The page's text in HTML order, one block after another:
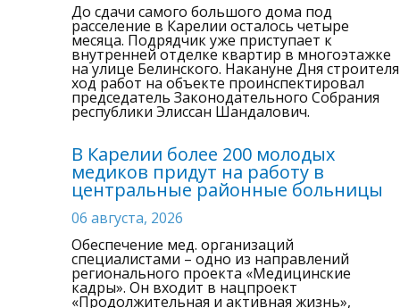
До сдачи самого большого дома под
расселение в Карелии осталось четыре
месяца. Подрядчик уже приступает к
внутренней отделке квартир в многоэтажке
на улице Белинского. Накануне Дня строителя
ход работ на объекте проинспектировал
председатель Законодательного Собрания
республики Элиссан Шандалович.
В Карелии более 200 молодых
медиков придут на работу в
центральные районные больницы
06 августа, 2026
Обеспечение мед. организаций
специалистами – одно из направлений
регионального проекта «Медицинские
кадры». Он входит в нацпроект
«Продолжительная и активная жизнь»,